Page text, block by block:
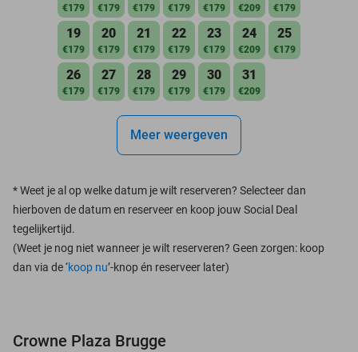
€179 €179 €179 €179 €179 €209 €179
19
€179
20
€179
21
€179
22
€179
23
€179
24
€209
25
€179
26
€179
27
€179
28
€179
29
€179
30
€179
31
€209
Meer weergeven
*Weet je al op welke datum je wilt reserveren? Selecteer dan
hierboven de datum en reserveer en koop jouw Social Deal
tegelijkertijd.
(Weet je nog niet wanneer je wilt reserveren? Geen zorgen: koop
dan via de ‘koop nu’-knop én reserveer later)
Crowne Plaza Brugge